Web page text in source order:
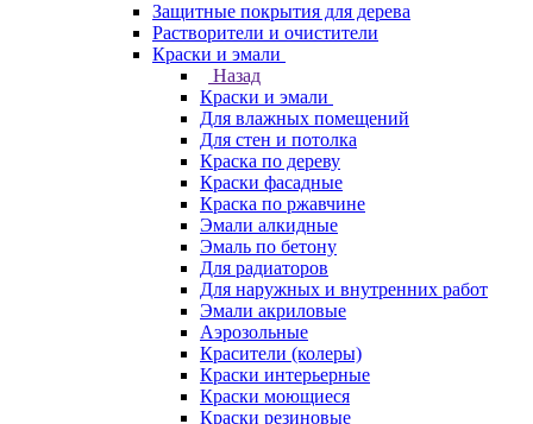
Защитные покрытия для дерева
Растворители и очистители
Краски и эмали
Назад
Краски и эмали
Для влажных помещений
Для стен и потолка
Краска по дереву
Краски фасадные
Краска по ржавчине
Эмали алкидные
Эмаль по бетону
Для радиаторов
Для наружных и внутренних работ
Эмали акриловые
Аэрозольные
Красители (колеры)
Краски интерьерные
Краски моющиеся
Краски резиновые